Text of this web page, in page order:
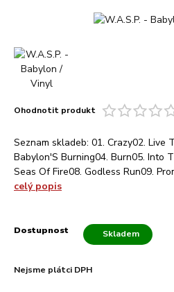
Ohodnotit produkt
Seznam skladeb: 01. Crazy02. Live
Babylon'S Burning04. Burn05. Into
Seas Of Fire08. Godless Run09.
celý popis
Dostupnost Skladem
Nejsme plátci DPH